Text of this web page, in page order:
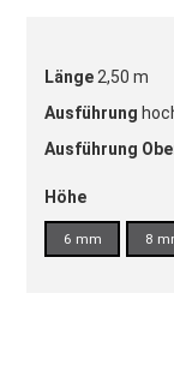
Höhe
6 mm 8
Länge 2,50 m
Ausführung
Ausführung